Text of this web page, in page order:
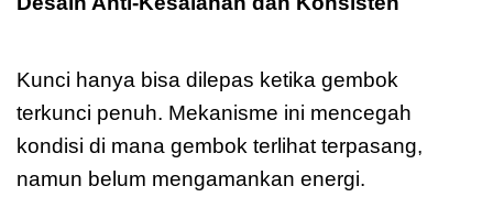
Kunci hanya bisa dilepas ketika gembok
terkunci penuh. Mekanisme ini mencegah
kondisi di mana gembok terlihat terpasang,
namun belum mengamankan energi.